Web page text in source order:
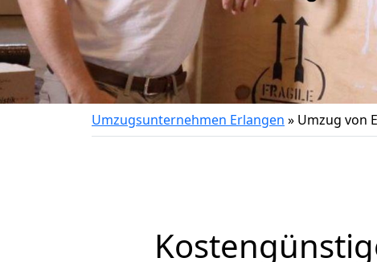
Umzugsunternehmen Erlangen » Umzug von